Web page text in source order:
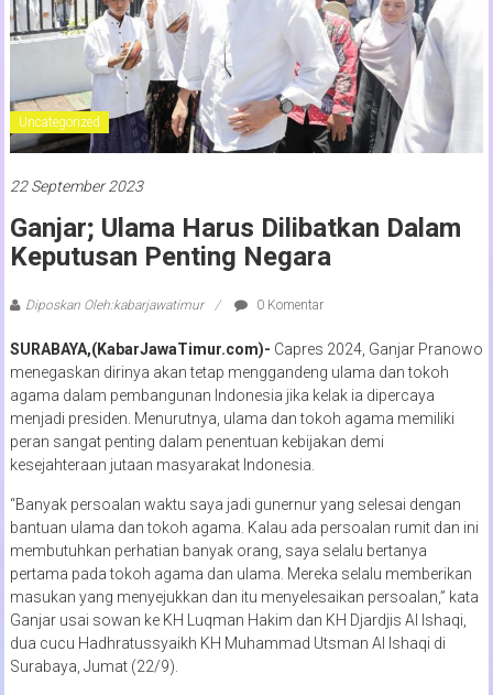
Timur
Uncategorized
22 September 2023
Ganjar; Ulama Harus Dilibatkan Dalam
Keputusan Penting Negara
Diposkan Oleh:kabarjawatimur 0 Komentar
SURABAYA,(KabarJawaTimur.com)- Capres 2024, Ganjar Pranowo
menegaskan dirinya akan tetap menggandeng ulama dan tokoh
agama dalam pembangunan Indonesia jika kelak ia dipercaya
menjadi presiden. Menurutnya, ulama dan tokoh agama memiliki
peran sangat penting dalam penentuan kebijakan demi
kesejahteraan jutaan masyarakat Indonesia.
“Banyak persoalan waktu saya jadi gunernur yang selesai dengan
bantuan ulama dan tokoh agama. Kalau ada persoalan rumit dan ini
membutuhkan perhatian banyak orang, saya selalu bertanya
pertama pada tokoh agama dan ulama. Mereka selalu memberikan
masukan yang menyejukkan dan itu menyelesaikan persoalan,” kata
Ganjar usai sowan ke KH Luqman Hakim dan KH Djardjis Al Ishaqi,
dua cucu Hadhratussyaikh KH Muhammad Utsman Al Ishaqi di
Surabaya, Jumat (22/9).